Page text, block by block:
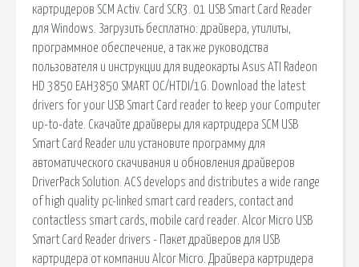
картридеров SCM Activ. Card SCR3. 01 USB Smart Card Reader
для Windows. Загрузить бесплатно: драйвера, утилиты,
программное обеспечение, а так же руководства
пользователя и инструкции для видеокарты Asus ATI Radeon
HD 3850 EAH3850 SMART OC/HTDI/1G. Download the latest
drivers for your USB Smart Card reader to keep your Computer
up-to-date. Скачайте драйверы для картридера SCM USB
Smart Card Reader или установите программу для
автоматического скачивания и обновления драйверов
DriverPack Solution. ACS develops and distributes a wide range
of high quality pc-linked smart card readers, contact and
contactless smart cards, mobile card reader. Alcor Micro USB
Smart Card Reader drivers - Пакет драйверов для USB
картридера от компании Alcor Micro. Драйвера картридера